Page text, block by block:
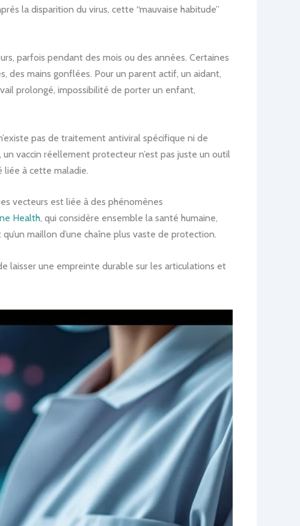
la disparition du virus, cette “mauvaise habitude”
parfois pendant des mois ou des années. Certaines
des mains gonflées. Pour un parent actif, un aidant,
prolongé, impossibilité de porter un enfant,
pas de traitement antiviral spécifique ni de
vaccin réellement protecteur n’est pas juste un outil
liée à cette maladie.
vecteurs est liée à des phénomènes
Health, qui considère ensemble la santé humaine,
maillon d’une chaîne plus vaste de protection.
laisser une empreinte durable sur les articulations et